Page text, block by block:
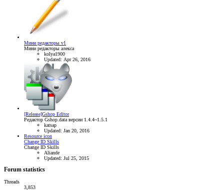
Мини редакторы v1
Мини редакторы алекса
kolya1900
Updated: Apr 26, 2016
[Release]Gshop Editor
Редактор Gshop.data версии 1.4.4~1.5.1
katsap
Updated: Jan 20, 2016
Resource icon
Change ID Skills
Change ID Skills
Aliande
Updated: Jul 25, 2015
Forum statistics
Threads
3,853